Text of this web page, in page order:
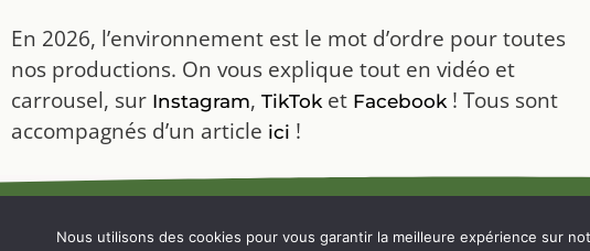
En 2026, l’environnement est le mot d’ordre pour toutes
nos productions. On vous explique tout en vidéo et
carrousel, sur Instagram, TikToket Facebook! Tous sont
accompagnés d’un article ici !
MENTIONS LÉGALES
Nous utilisons des cookies pour vous garantir la meilleure expérience sur